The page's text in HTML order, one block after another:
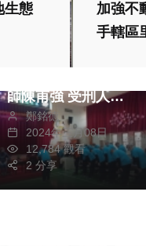
生態
加強不
手轄區
藝文
新竹監獄不忍傳統工
師陳甫強 受刑人循
古禮備束脩拜師
鄭銘德
2024年三月08日
12,784 觀看
2 分享